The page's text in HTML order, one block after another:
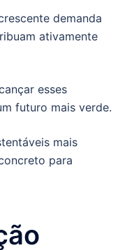
demanda
ativamente
esses
futuro mais verde.
mais
para